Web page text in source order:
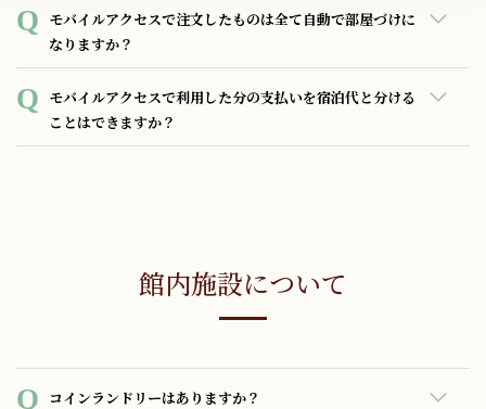
・滞在を楽しくする各種アイテムのレンタル
・ルームサービス
・フロントデスクとチャット
・館内情報の閲覧
・チェックアウト精算
モバイルチェックインはクレジットカードのみ対応しており
ます。現金もしくはクレジットカード以外のお支払いをご希
望の場合はフロントデスクでのチェックイン手続きをお願い
致します。
モバイルアクセスで注文したものは全て自動で部屋づけに
なりますか？
モバイルアクセス経由でご注文頂いたものは全て自動でお部
屋づけとなり、チェックアウト時にご精算となります。
モバイルアクセスで利用した分の支払いを宿泊代と分ける
ことはできますか？
館内施設について
コインランドリーはありますか？